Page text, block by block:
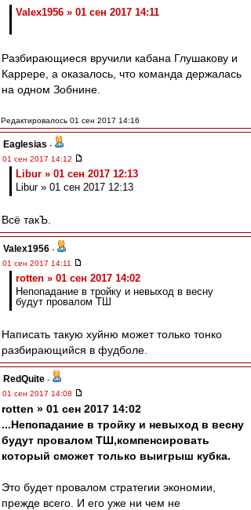
Valex1956 » 01 сен 2017 14:11
Разбирающиеся вручили кабана Глушакову и
Каррере, а оказалось, что команда держалась
на одном Зобнине.
Редактировалось 01 сен 2017 14:16
Eaglesias -
01 сен 2017 14:12
Libur » 01 сен 2017 12:13
Libur » 01 сен 2017 12:13
Всё такЪ.
Valex1956 -
01 сен 2017 14:11
rotten » 01 сен 2017 14:02
Непопадание в тройку и невыход в весну
будут провалом ТШ
Написать такую хуйню может только тонко
разбирающийся в фудболе.
RedQuite -
01 сен 2017 14:08
rotten » 01 сен 2017 14:02
...Непопадание в тройку и невыход в весну
будут провалом ТШ,компенсировать
который сможет только выигрыш кубка.
Это будет провалом стратегии экономии,
прежде всего. И его уже ни чем не